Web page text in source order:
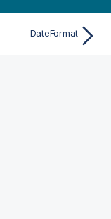
DateFormat